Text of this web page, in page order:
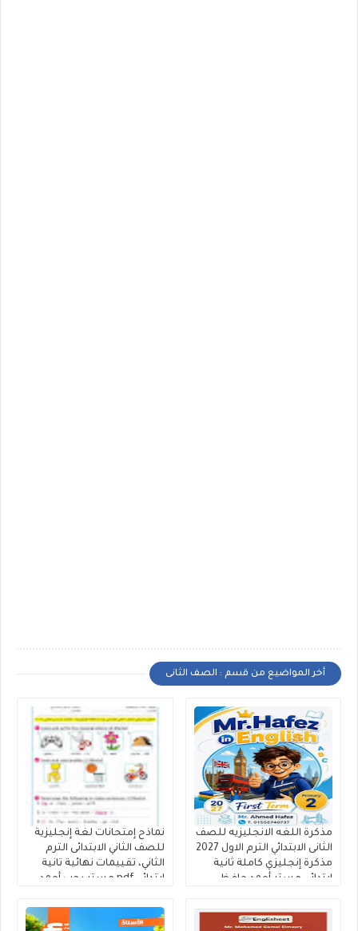
أخر المواضيع من قسم : الصف الثانى
مذكرة اللغه الانجليزيه للصف
الثانى الابتدائي الترم الاول 2027
مذكرة إنجليزي كاملة ثانية
ابتدائى مستر أحمد حافظ
نماذح إمتحانات لغة إنجليزية
للصف الثاني الابتدائى الترم
الثاني، تقييمات نهائية تانية
ابتدائي pdf مستر رجب أحمد